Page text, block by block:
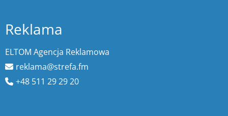
Reklama
ELTOM Agencja Reklamowa
reklama@strefa.fm
+48 511 29 29 20